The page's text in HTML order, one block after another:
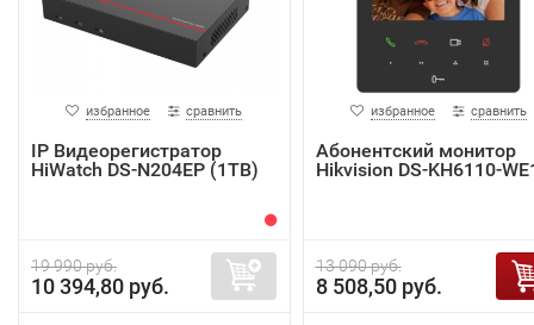
избранное сравнить
IP Видеорегистратор
HiWatch DS-N204EP (1TB)
19 990 руб.
10 394,80 руб.
избранное сравнить
Абонентский монитор
Hikvision DS-KH6110-
13 090 руб.
8 508,50 руб.